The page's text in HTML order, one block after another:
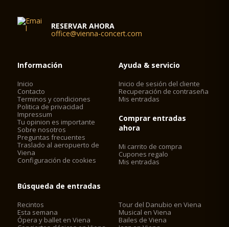
RESERVAR AHORA
office@vienna-concert.com
Información
Inicio
Contacto
Terminos y condiciones
Politica de privacidad
Impressum
Tu opinion es importante
Sobre nosotros
Preguntas frecuentes
Traslado al aeropuerto de
Viena
Configuración de cookies
Ayuda & servicio
Inicio de sesión del cliente
Recuperación de contraseña
Mis entradas
Comprar entradas
ahora
Mi carrito de compra
Cupones regalo
Mis entradas
Búsqueda de entradas
Recintos
Esta semana
Ópera y ballet en Viena
Tour del Danubio en Viena
Musical en Viena
Bailes de Viena